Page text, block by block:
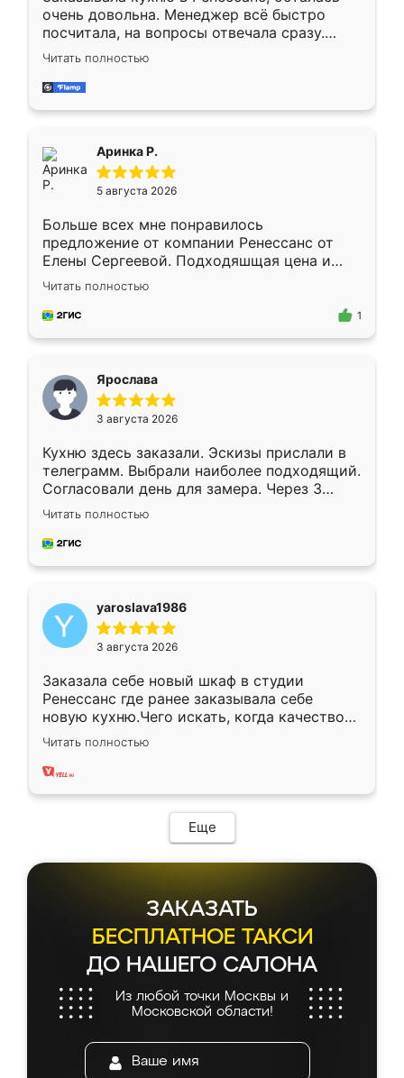
очень довольна. Менеджер всё быстро
посчитала, на вопросы отвечала сразу.
Замерщик приехал в субботу, подошёл к
делу со всей ответственностью. Собрали
за день, ребята работали аккуратно, даже
Читать полностью
Аринка Р.
5 августа 2026
Больше всех мне понравилось
предложение от компании Ренессанс от
Елены Сергеевой. Подходяшщая цена и
короткие сроки изготовления. Приехавший
для замера сотрудник Владислав
предложил по моему эскизу самый
Читать полностью
1
Ярослава
3 августа 2026
Кухню здесь заказали. Эскизы прислали в
телеграмм. Выбрали наиболее подходящий.
Согласовали день для замера. Через 3
недели кухня была уже готова. Остались
довольны работой. Спасибо Ренессанс
мебель за качественную работу!
Читать полностью
yaroslava1986
3 августа 2026
Заказала себе новый шкаф в студии
Ренессанс где ранее заказывала себе
новую кухню.Чего искать, когда качеством
вполне довольна. Служит кухня уже почти
два года, нареканий нет.
Читать полностью
Еще
ЗАКАЗАТЬ
БЕСПЛАТНОЕ ТАКСИ
ДО НАШЕГО САЛОНА
Из любой точки Москвы и
Московской области!